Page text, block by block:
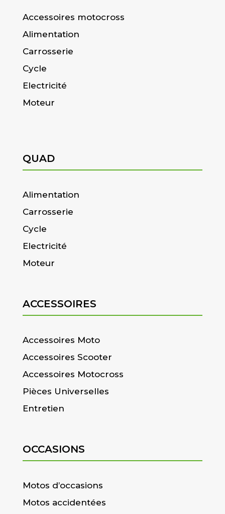
Accessoires motocross
Alimentation
Carrosserie
Cycle
Electricité
Moteur
QUAD
Alimentation
Carrosserie
Cycle
Electricité
Moteur
ACCESSOIRES
Accessoires Moto
Accessoires Scooter
Accessoires Motocross
Pièces Universelles
Entretien
OCCASIONS
Motos d’occasions
Motos accidentées